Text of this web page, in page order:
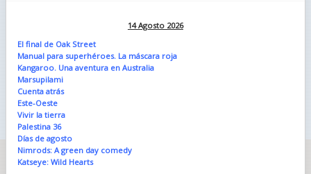
14 Agosto 2026
El final de Oak Street
Manual para superhéroes. La máscara roja
Kangaroo. Una aventura en Australia
Marsupilami
Cuenta atrás
Este-Oeste
Vivir la tierra
Palestina 36
Días de agosto
Nimrods: A green day comedy
Katseye: Wild Hearts